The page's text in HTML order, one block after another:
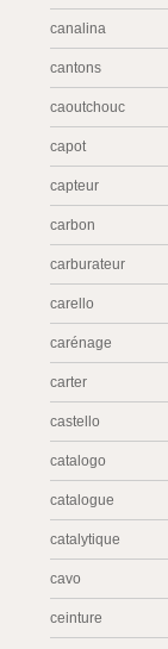
canalina
cantons
caoutchouc
capot
capteur
carbon
carburateur
carello
carénage
carter
castello
catalogo
catalogue
catalytique
cavo
ceinture